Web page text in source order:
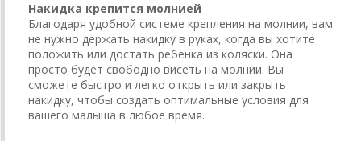
Накидка крепится молнией
Благодаря удобной системе крепления на молнии, вам
не нужно держать накидку в руках, когда вы хотите
положить или достать ребенка из коляски. Она
просто будет свободно висеть на молнии. Вы
сможете быстро и легко открыть или закрыть
накидку, чтобы создать оптимальные условия для
вашего малыша в любое время.